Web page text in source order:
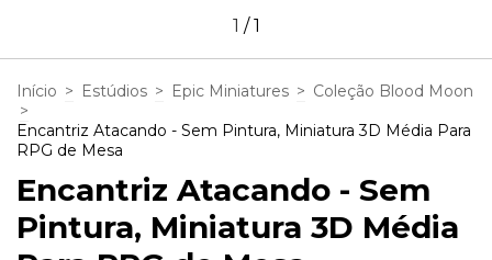
1 /1
Início > Estúdios > Epic Miniatures > Coleção Blood Moon
>
Encantriz Atacando - Sem Pintura, Miniatura 3D Média Para
RPG de Mesa
Encantriz Atacando - Sem
Pintura, Miniatura 3D Média